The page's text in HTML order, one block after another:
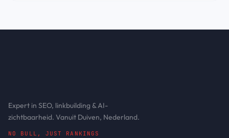
Expert in SEO, linkbuilding & AI-
zichtbaarheid. Vanuit Duiven, Nederland.
NO BULL, JUST RANKINGS